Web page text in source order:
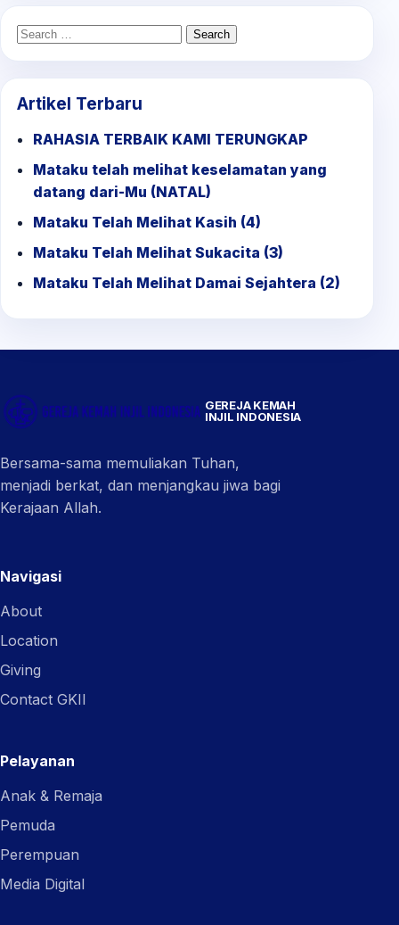
Search
Artikel Terbaru
RAHASIA TERBAIK KAMI TERUNGKAP
Mataku telah melihat keselamatan yang
datang dari-Mu (NATAL)
Mataku Telah Melihat Kasih (4)
Mataku Telah Melihat Sukacita (3)
Mataku Telah Melihat Damai Sejahtera (2)
GEREJA KEMAH
INJIL INDONESIA
Bersama-sama memuliakan Tuhan,
menjadi berkat, dan menjangkau jiwa bagi
Kerajaan Allah.
Navigasi
About
Location
Giving
Contact GKII
Pelayanan
Anak & Remaja
Pemuda
Perempuan
Media Digital